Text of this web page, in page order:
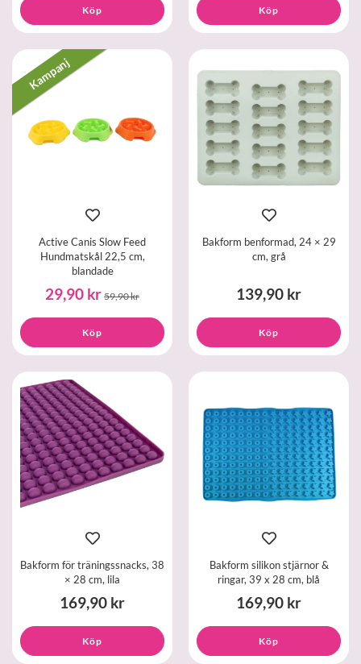
Köp Köp
Kampanj
Active Canis Slow Feed
Hundmatskål 22,5 cm,
blandade
29,90 kr 59,90 kr
Köp
Bakform benformad, 24 × 29
cm, grå
139,90 kr
Köp
Bakform för träningssnacks, 38
× 28 cm, lila
169,90 kr
Köp
Bakform silikon stjärnor &
ringar, 39 x 28 cm, blå
169,90 kr
Köp